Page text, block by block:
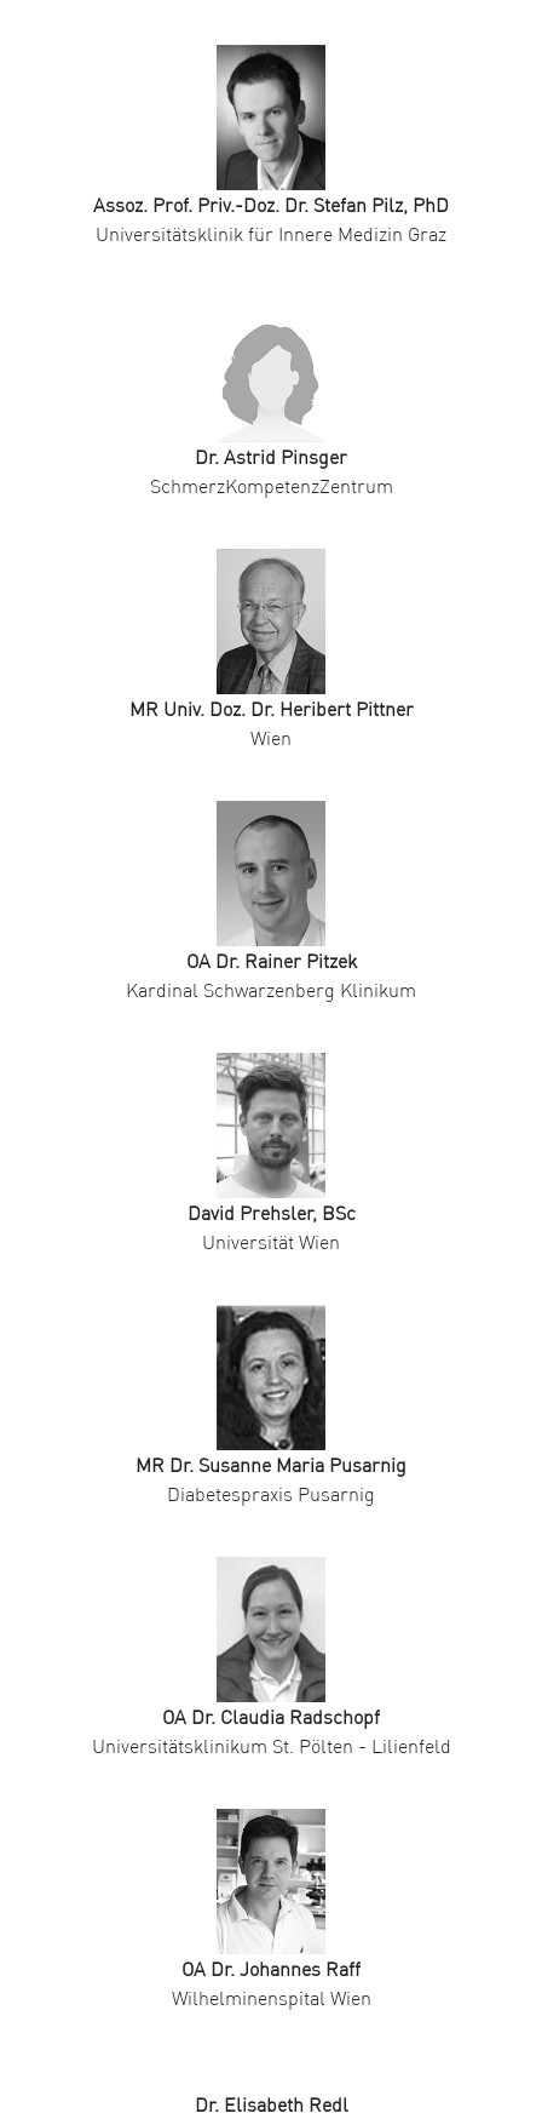
Assoz. Prof. Priv.-Doz. Dr. Stefan Pilz, PhD
Universitätsklinik für Innere Medizin Graz
Dr. Astrid Pinsger
SchmerzKompetenzZentrum
MR Univ. Doz. Dr. Heribert Pittner
Wien
OA Dr. Rainer Pitzek
Kardinal Schwarzenberg Klinikum
David Prehsler, BSc
Universität Wien
MR Dr. Susanne Maria Pusarnig
Diabetespraxis Pusarnig
OA Dr. Claudia Radschopf
Universitätsklinikum St. Pölten - Lilienfeld
OA Dr. Johannes Raff
Wilhelminenspital Wien
Dr. Elisabeth Redl